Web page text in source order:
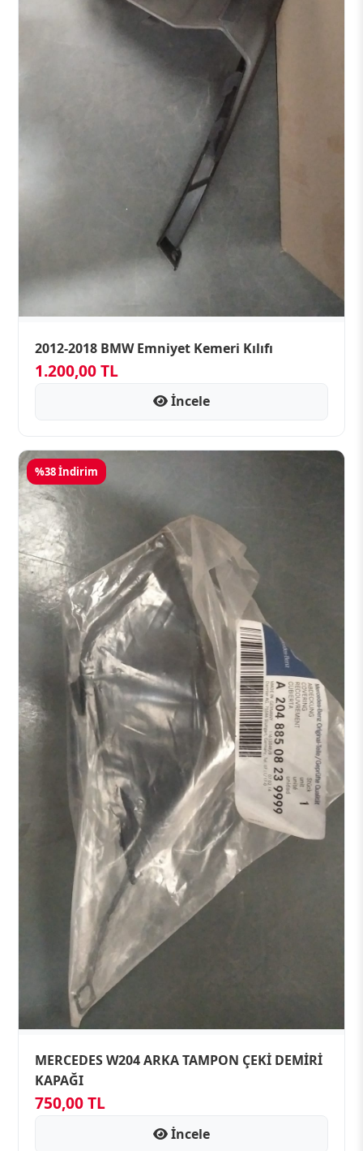
2012-2018 BMW Emniyet Kemeri Kılıfı
1.200,00 TL
İncele
%38 İndirim
MERCEDES W204 ARKA TAMPON ÇEKİ DEMİRİ
KAPAĞI
750,00 TL
İncele